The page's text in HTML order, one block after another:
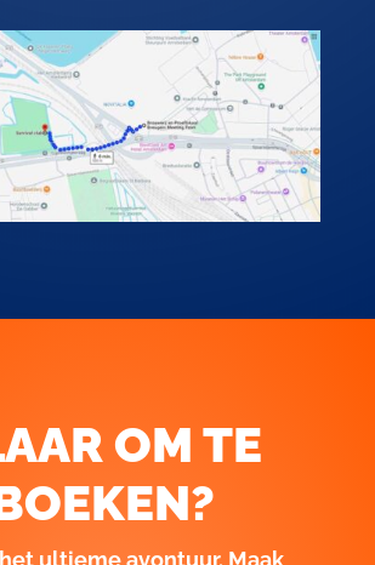
OM TE
ultieme avontuur. Maak